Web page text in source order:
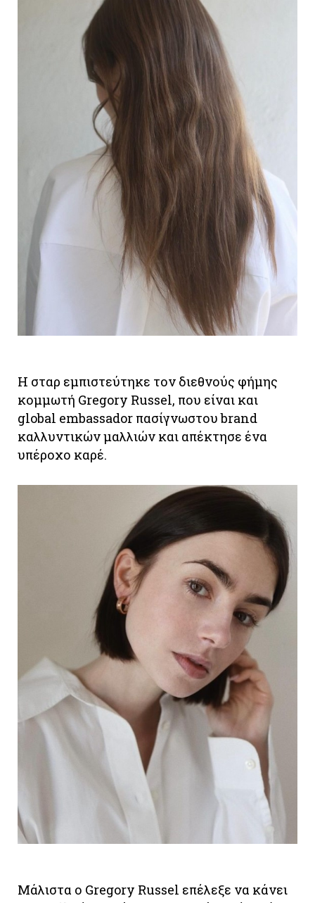
Η σταρ εμπιστεύτηκε τον διεθνούς φήμης
κομμωτή Gregory Russel, που είναι και
global embassador πασίγνωστου brand
καλλυντικών μαλλιών και απέκτησε ένα
υπέροχο καρέ.
Μάλιστα ο Gregory Russel επέλεξε να κάνει